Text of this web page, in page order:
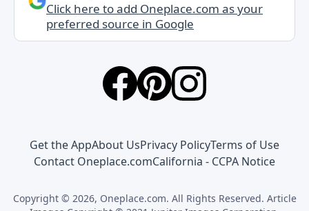
Click here to add Oneplace.com as your
preferred source in Google
Get the AppAbout UsPrivacy PolicyTerms of Use
Contact Oneplace.comCalifornia - CCPA Notice
Copyright © 2026, Oneplace.com. All Rights Reserved. Article